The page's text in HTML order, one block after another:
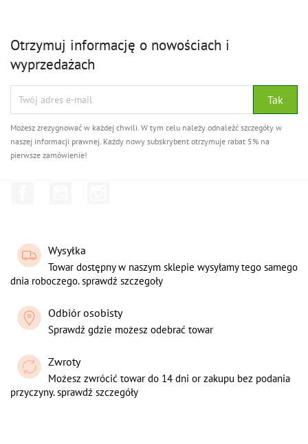
Otrzymuj informację o nowościach i
wyprzedażach
Możesz zrezygnować w każdej chwili. W tym celu należy odnaleźć szczegóły w
naszej informacji prawnej. Każdy nowy subskrybent otrzymuje rabat 5% na
pierwsze zamówienie!
Wysyłka
Towar dostępny w naszym sklepie wysyłamy tego samego
dnia roboczego. sprawdź szczegoły
Odbiór osobisty
Sprawdź gdzie możesz odebrać towar
Zwroty
Możesz zwrócić towar do 14 dni or zakupu bez podania
przyczyny. sprawdź szczegóły